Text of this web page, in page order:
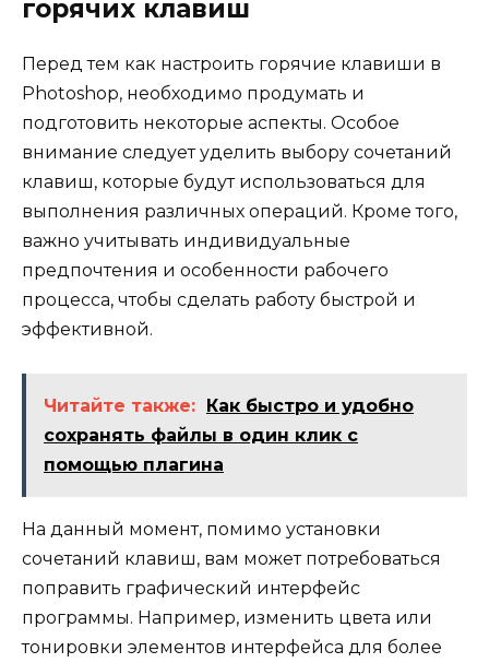
горячих клавиш
Перед тем как настроить горячие клавиши в
Photoshop, необходимо продумать и
подготовить некоторые аспекты. Особое
внимание следует уделить выбору сочетаний
клавиш, которые будут использоваться для
выполнения различных операций. Кроме того,
важно учитывать индивидуальные
предпочтения и особенности рабочего
процесса, чтобы сделать работу быстрой и
эффективной.
Читайте также:
Как быстро и удобно
сохранять файлы в один клик с
помощью плагина
На данный момент, помимо установки
сочетаний клавиш, вам может потребоваться
поправить графический интерфейс
программы. Например, изменить цвета или
тонировки элементов интерфейса для более